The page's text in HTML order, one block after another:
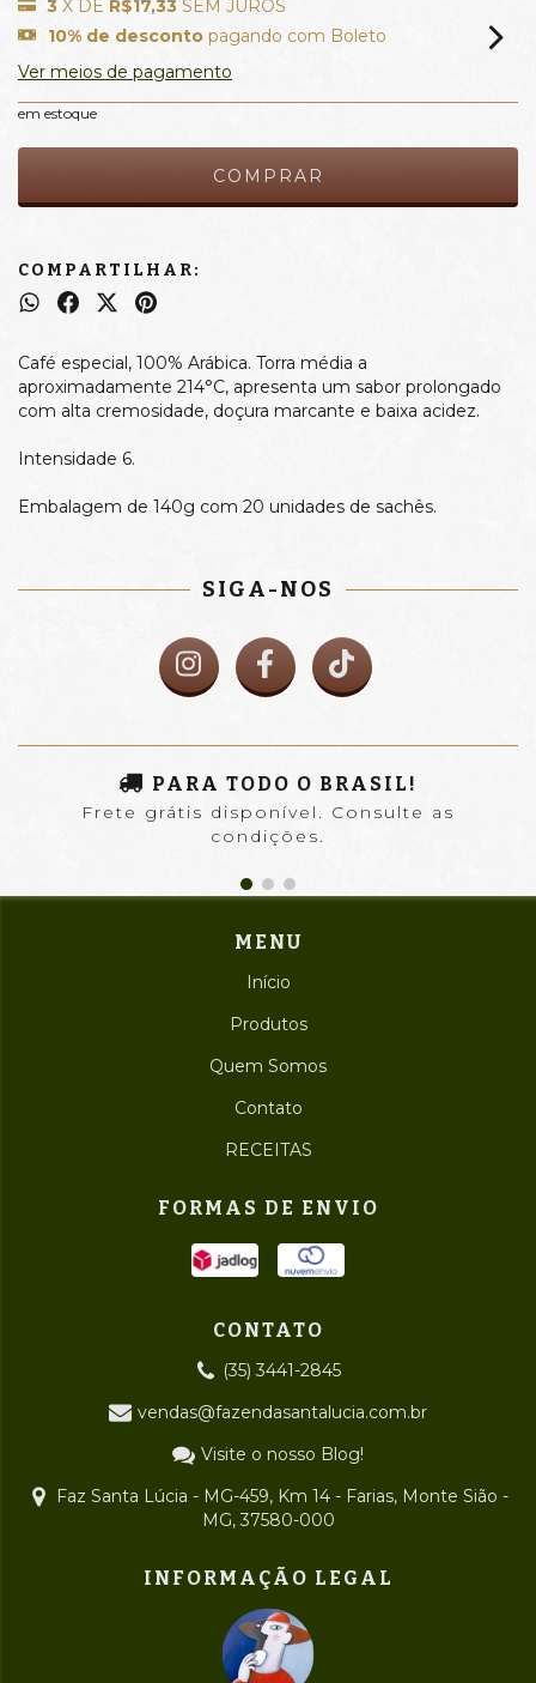
3 X DE R$17,33 SEM JUROS
10% de desconto pagando com Boleto
Ver meios de pagamento
em estoque
COMPARTILHAR:
Café especial, 100% Arábica. Torra média a
aproximadamente 214°C, apresenta um sabor prolongado
com alta cremosidade, doçura marcante e baixa acidez.
Intensidade 6.
Embalagem de 140g com 20 unidades de sachês.
SIGA-NOS
PARA TODO O BRASIL!
Frete grátis disponível. Consulte as
condições.
MENU
Início
Produtos
Quem Somos
Contato
RECEITAS
FORMAS DE ENVIO
CONTATO
(35) 3441-2845
vendas@fazendasantalucia.com.br
Visite o nosso Blog!
Faz Santa Lúcia - MG-459, Km 14 - Farias, Monte Sião -
MG, 37580-000
INFORMAÇÃO LEGAL